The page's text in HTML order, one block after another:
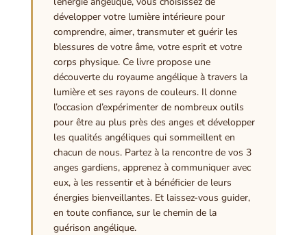
développer votre lumière intérieure pour
comprendre, aimer, transmuter et guérir les
blessures de votre âme, votre esprit et votre
corps physique. Ce livre propose une
découverte du royaume angélique à travers la
lumière et ses rayons de couleurs. Il donne
l’occasion d’expérimenter de nombreux outils
pour être au plus près des anges et développer
les qualités angéliques qui sommeillent en
chacun de nous. Partez à la rencontre de vos 3
anges gardiens, apprenez à communiquer avec
eux, à les ressentir et à bénéficier de leurs
énergies bienveillantes. Et laissez-vous guider,
en toute confiance, sur le chemin de la
guérison angélique.